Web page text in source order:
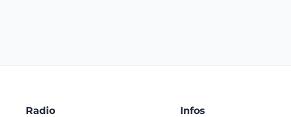
Radio Infos